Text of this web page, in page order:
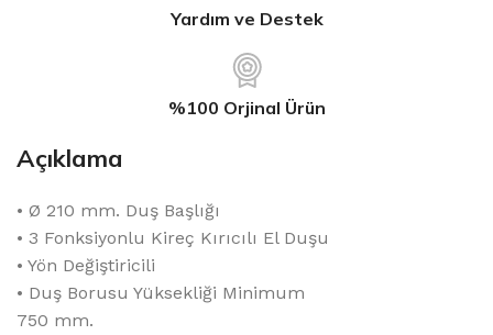
Yardım ve Destek
%100 Orjinal Ürün
Açıklama
• Ø 210 mm. Duş Başlığı
• 3 Fonksiyonlu Kireç Kırıcılı El Duşu
• Yön Değiştiricili
• Duş Borusu Yüksekliği Minimum
750 mm.